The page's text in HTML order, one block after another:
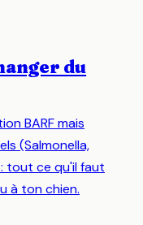
du
BARF mais
(Salmonella,
tout ce qu'il faut
à ton chien.